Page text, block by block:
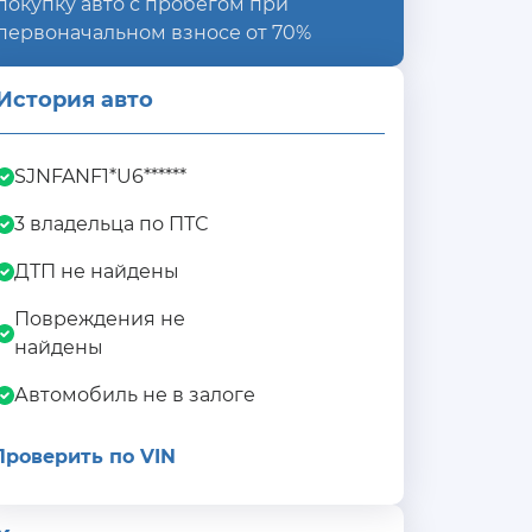
взносе от 70%
авто
SJNFANF1*U6******
3 владельца по ПТС
ДТП не найдены
Повреждения не
найдены
Автомобиль не в залоге
по VIN